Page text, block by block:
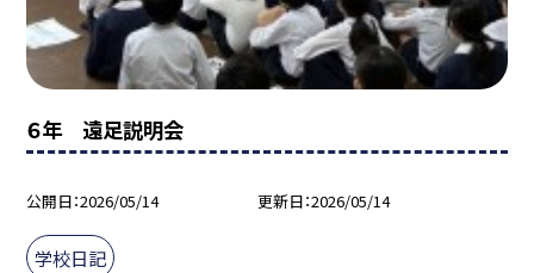
６年 遠足説明会
公開日 2026/05/14 更新日 2026/05/14
学校日記